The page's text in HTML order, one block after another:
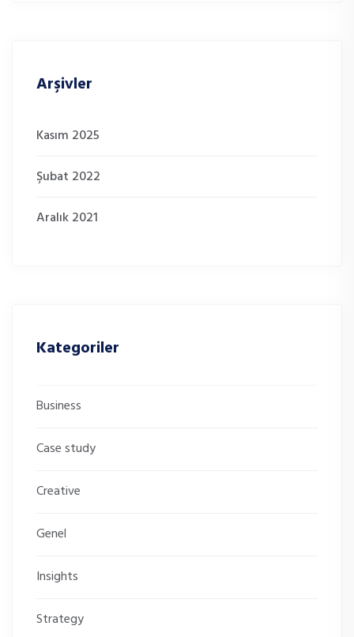
Arşivler
Kasım 2025
Şubat 2022
Aralık 2021
Kategoriler
Business
Case study
Creative
Genel
Insights
Strategy